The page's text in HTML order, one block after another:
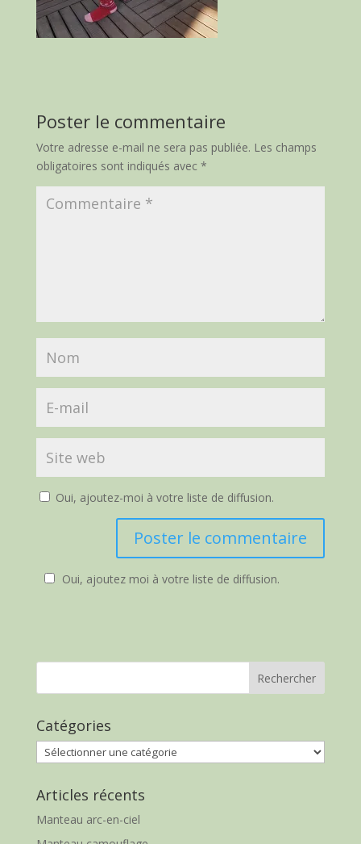
Poster le commentaire
Votre adresse e-mail ne sera pas publiée. Les champs
obligatoires sont indiqués avec *
Oui, ajoutez-moi à votre liste de diffusion.
Oui, ajoutez moi à votre liste de diffusion.
Catégories
Catégories
Articles récents
Manteau arc-en-ciel